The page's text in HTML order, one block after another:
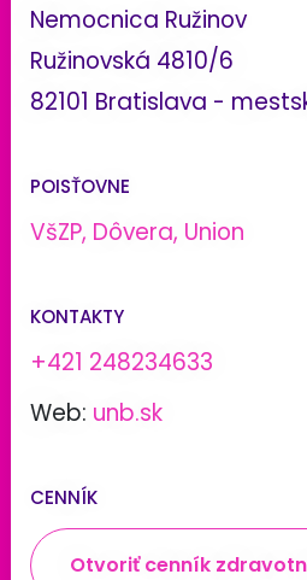
Nemocnica Ružinov
Ružinovská 4810/6
82101 Bratislava -
POISŤOVNE
VšZP, Dôvera, Union
KONTAKTY
+421 248234633
Web: unb.sk
CENNÍK
Otvoriť cenník